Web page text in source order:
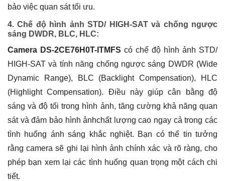
bảo việc quan sát tối ưu.
4. Chế độ hình ảnh STD/ HIGH-SAT và chống ngược
sáng DWDR, BLC, HLC:
Camera DS-2CE76H0T-ITMFS có chế độ hình ảnh STD/
HIGH-SAT và tính năng chống ngược sáng DWDR (Wide
Dynamic Range), BLC (Backlight Compensation), HLC
(Highlight Compensation). Điều này giúp cân bằng độ
sáng và độ tối trong hình ảnh, tăng cường khả năng quan
sát và đảm bảo hình ảnhchất lượng cao ngay cả trong các
tình huống ánh sáng khắc nghiệt. Bạn có thể tin tưởng
rằng camera sẽ ghi lại hình ảnh chính xác và rõ ràng, cho
phép bạn xem lại các tình huống quan trọng một cách chi
tiết.